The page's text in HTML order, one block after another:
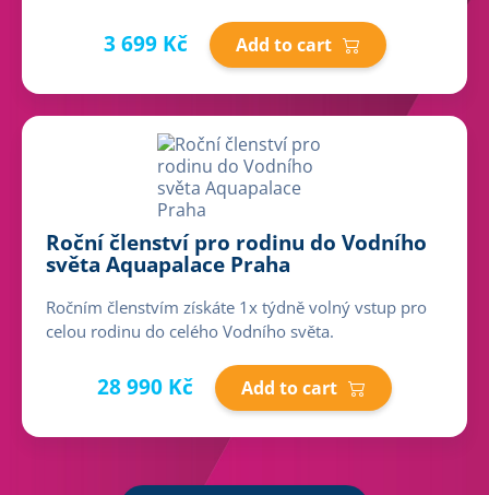
3 699 Kč Add to cart
Roční členství pro rodinu do Vodního
světa Aquapalace Praha
Ročním členstvím získáte 1x týdně volný vstup pro
celou rodinu do celého Vodního světa.
28 990 Kč Add to cart